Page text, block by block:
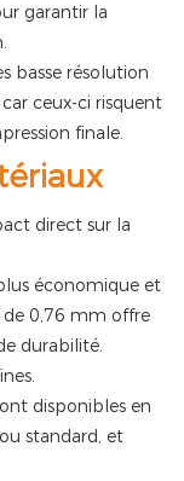
garantir la
basse résolution
ceux-ci risquent
finale.
direct sur la
économique et
de 0,76 mm offre
durabilité.
disponibles en
standard, et